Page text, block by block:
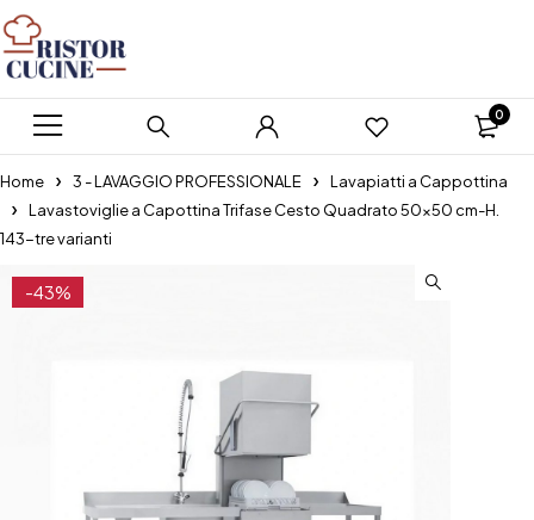
0
Home 3 - LAVAGGIO PROFESSIONALE
Lavapiatti a Cappottina
Lavastoviglie a Capottina Trifase Cesto Quadrato 50×50 cm-H.
143-tre varianti
-43%